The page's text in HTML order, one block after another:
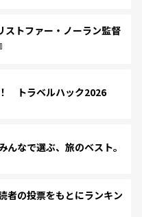
トファー・ノーラン監督
トラベルハック2026
なで選ぶ、旅のベスト。
の投票をもとにランキン